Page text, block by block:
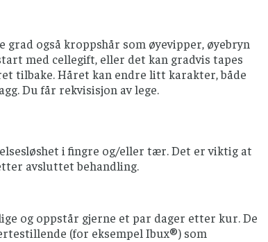
også kroppshår som øyevipper, øyebryn
med cellegift, eller det kan gradvis tapes
tilbake. Håret kan endre litt karakter, både
Du får rekvisisjon av lege.
i fingre og/eller tær. Det er viktig at
avsluttet behandling.
og oppstår gjerne et par dager etter kur. De
(for eksempel Ibux®) som